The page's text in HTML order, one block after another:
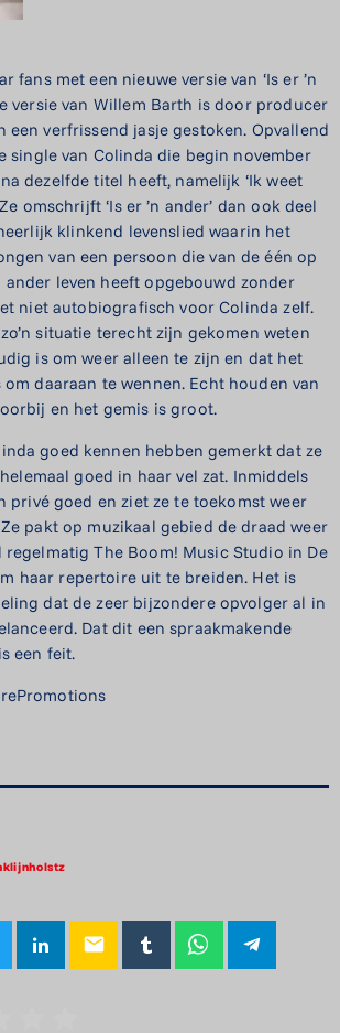
fans met een nieuwe versie van ‘Is er ’n
versie van Willem Barth is door producer
een verfrissend jasje gestoken. Opvallend
single van Colinda die begin november
dezelfde titel heeft, namelijk ‘Ik weet
omschrijft ‘Is er ’n ander’ dan ook deel
klinkend levenslied waarin het
van een persoon die van de één op
ander leven heeft opgebouwd zonder
niet autobiografisch voor Colinda zelf.
situatie terecht zijn gekomen weten
is om weer alleen te zijn en dat het
daaraan te wennen. Echt houden van
en het gemis is groot.
goed kennen hebben gemerkt dat ze
goed in haar vel zat. Inmiddels
privé goed en ziet ze te toekomst weer
pakt op muzikaal gebied de draad weer
regelmatig The Boom! Music Studio in De
haar repertoire uit te breiden. Het is
dat de zeer bijzondere opvolger al in
Dat dit een spraakmakende
een feit.
email